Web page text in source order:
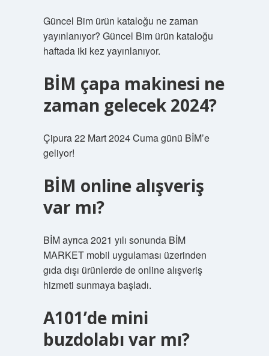
Güncel Bim ürün kataloğu ne zaman
yayınlanıyor? Güncel Bim ürün kataloğu
haftada iki kez yayınlanıyor.
BİM çapa makinesi ne
zaman gelecek 2024?
Çipura 22 Mart 2024 Cuma günü BİM’e
geliyor!
BİM online alışveriş
var mı?
BİM ayrıca 2021 yılı sonunda BİM
MARKET mobil uygulaması üzerinden
gıda dışı ürünlerde de online alışveriş
hizmeti sunmaya başladı.
A101’de mini
buzdolabı var mı?